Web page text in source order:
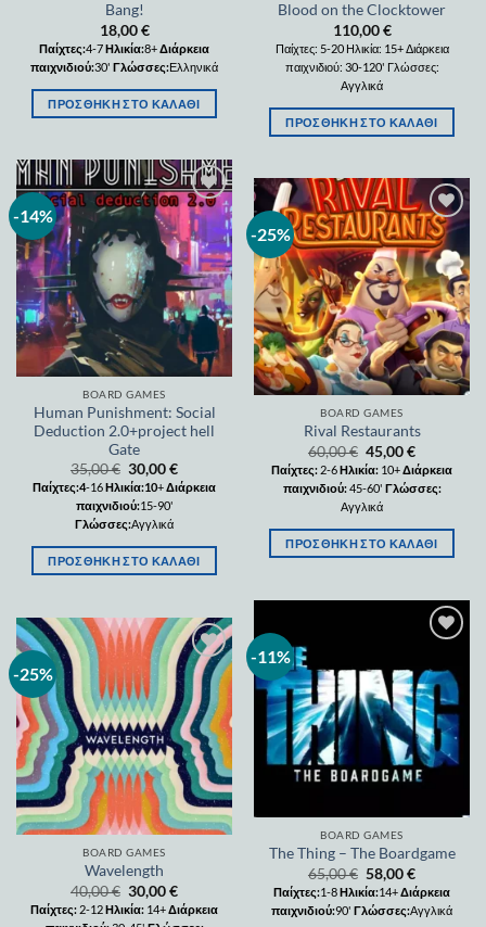
Bang!
18,00€
Παίχτες:4-7Ηλικία:8+Διάρκεια
παιχνιδιού:30' Γλώσσες:Ελληνικά
ΠΡΟΣΘΉΚΗ ΣΤΟ ΚΑΛΆΘΙ
Blood on the Clocktower
110,00€
Παίχτες: 5-20 Ηλικία: 15+ Διάρκεια
παιχνιδιού: 30-120' Γλώσσες:
Αγγλικά
ΠΡΟΣΘΉΚΗ ΣΤΟ ΚΑΛΆΘΙ
-14%
Add to
wishlist
BOARD GAMES
Human Punishment: Social
Deduction 2.0+project hell
Gate
35,00€ 30,00€
Παίχτες:4-16Ηλικία:10+Διάρκεια
παιχνιδιού:15-90'
Γλώσσες:Αγγλικά
ΠΡΟΣΘΉΚΗ ΣΤΟ ΚΑΛΆΘΙ
-25%
Add to
wishlist
BOARD GAMES
Rival Restaurants
60,00€ 45,00€
Παίχτες: 2-6Ηλικία: 10+Διάρκεια
παιχνιδιού:45-60' Γλώσσες:
Αγγλικά
ΠΡΟΣΘΉΚΗ ΣΤΟ ΚΑΛΆΘΙ
-11%
wishlist
BOARD GAMES
The Thing – The Boardgame
65,00€ 58,00€
Παίχτες:1-8Ηλικία:14+Διάρκεια
παιχνιδιού:90' Γλώσσες:Αγγλικά
-25%
Add to
wishlist
BOARD GAMES
Wavelength
40,00€ 30,00€
Παίχτες: 2-12Ηλικία: 14+Διάρκεια